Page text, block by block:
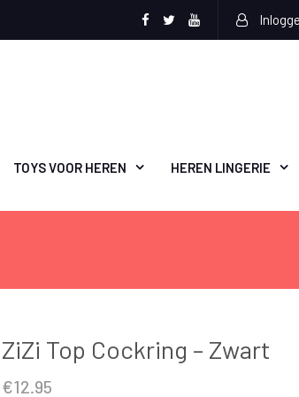
TOYS VOOR HEREN HEREN LINGERIE
ZiZi Top Cockring – Zwart
€12.95